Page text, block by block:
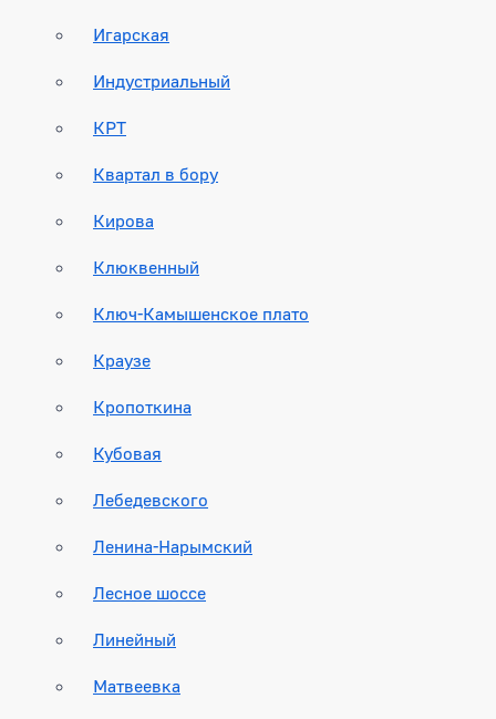
Игарская
Индустриальный
КРТ
Квартал в бору
Кирова
Клюквенный
Ключ-Камышенское плато
Краузе
Кропоткина
Кубовая
Лебедевского
Ленина-Нарымский
Лесное шоссе
Линейный
Матвеевка